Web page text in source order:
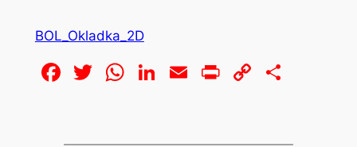
BOL_Okladka_2D
Facebook
Twitter
WhatsApp
LinkedIn
EmailPrintCopy